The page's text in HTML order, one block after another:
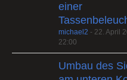
einer
michael2 - 22. April
22:00
Umbau des